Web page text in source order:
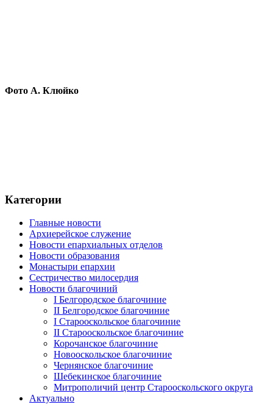
Фото А. Клюйко
Категории
Главные новости
Архиерейское служение
Новости епархиальных отделов
Новости образования
Монастыри епархии
Сестричество милосердия
Новости благочиний
I Белгородское благочиние
II Белгородское благочиние
I Старооскольское благочиние
II Старооскольское благочиние
Корочанское благочиние
Новооскольское благочиние
Чернянское благочиние
Шебекинское благочиние
Митрополичий центр Старооскольского округа
Актуально